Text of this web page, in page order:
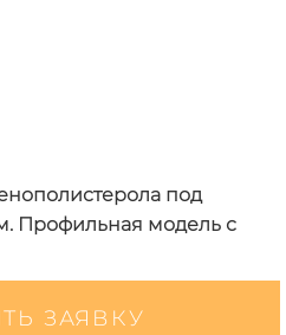
под
Профильная модель с
ЗАЯВКУ